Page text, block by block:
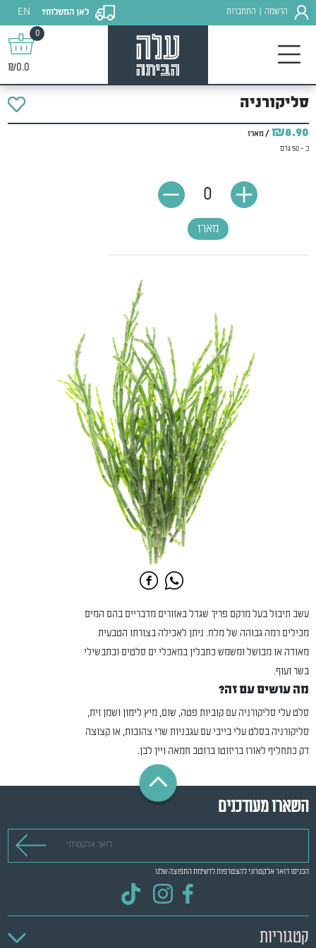
הרשמה התחברות לאן המשלוח?
EN
0
₪0.0
סליקורניה
₪8.90 / מארז
כ - 50 גרם
מארז
0
עשב תיבול בעל מרקם פריך שגדל באזורים מדבריים בהם המים
מכילים רמה גבוהה של מלח. ניתן לאכילה בצורתו הטבעית
מאודה או מבושל ומשמש כתבלין במאכלי ים סלטים ובתבשילי
בשר ועוף.
מה עושים עם זה?
סלט עלי סליקורניה עם קוביות פטה, שום, מיץ לימון ושמן זית,
סליקורניה בסלט עלי בייבי עם עגבניות שרי צהובות, או קצוצה
דק כתחליף לאורז בריזוטו ברוטב חמאה ויין לבן.
השארו מעודכנים
הכניסו דואר אלקטרוני להצטרפות לרשימת התפוצה שלנו
קטגוריות